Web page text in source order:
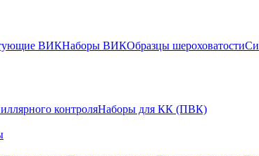
ВИКНаборы ВИКОбразцы шероховатости
контроляНаборы для КК (ПВК)